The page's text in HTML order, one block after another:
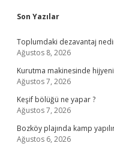
Sidebar
Son Yazılar
Toplumdaki dezavantaj
Ağustos 8, 2026
Kurutma makinesinde
Ağustos 7, 2026
Keşif bölüğü ne yapar ?
Ağustos 7, 2026
Bozköy plajında kamp
Ağustos 6, 2026